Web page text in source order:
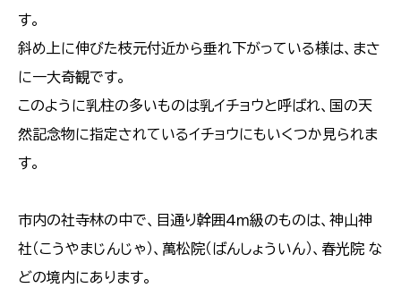
す。
斜め上に伸びた枝元付近から垂れ下がっている様は、まさ
に一大奇観です。
このように乳柱の多いものは乳イチョウと呼ばれ、国の天
然記念物に指定されているイチョウにもいくつか見られま
す。
市内の社寺林の中で、目通り幹囲4ｍ級のものは、神山神
社（こうやまじんじゃ）、萬松院（ばんしょういん）、春光院 な
どの境内にあります。